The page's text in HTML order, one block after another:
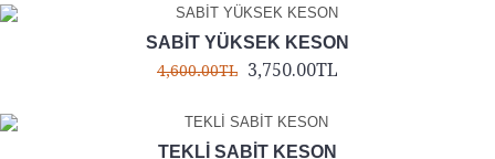
SABİT YÜKSEK KESON
4,600.00TL 3,750.00TL
TEKLİ SABİT KESON